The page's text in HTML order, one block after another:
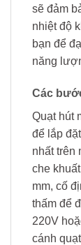
sẽ đảm
nhiệt độ
bạn để
năng
Các
Quạt hút
để lắp
nhất trên
che
mm, cố
thấm để
220V
cánh